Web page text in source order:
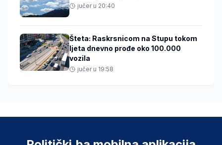
jučer u 20:40
Šteta: Raskrsnicom na Stupu tokom
ljeta dnevno prođe oko 100.000
vozila
jučer u 19:58